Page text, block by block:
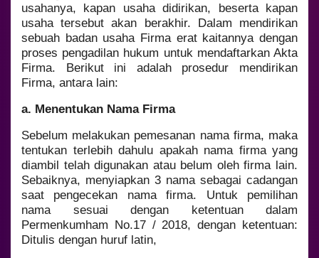
usahanya, kapan usaha didirikan, beserta kapan
usaha tersebut akan berakhir. Dalam mendirikan
sebuah badan usaha Firma erat kaitannya dengan
proses pengadilan hukum untuk mendaftarkan Akta
Firma. Berikut ini adalah prosedur mendirikan
Firma, antara lain:
a. Menentukan Nama Firma
Sebelum melakukan pemesanan nama firma, maka
tentukan terlebih dahulu apakah nama firma yang
diambil telah digunakan atau belum oleh firma lain.
Sebaiknya, menyiapkan 3 nama sebagai cadangan
saat pengecekan nama firma. Untuk pemilihan
nama sesuai dengan ketentuan dalam
Permenkumham No.17 / 2018, dengan ketentuan:
Ditulis dengan huruf latin,